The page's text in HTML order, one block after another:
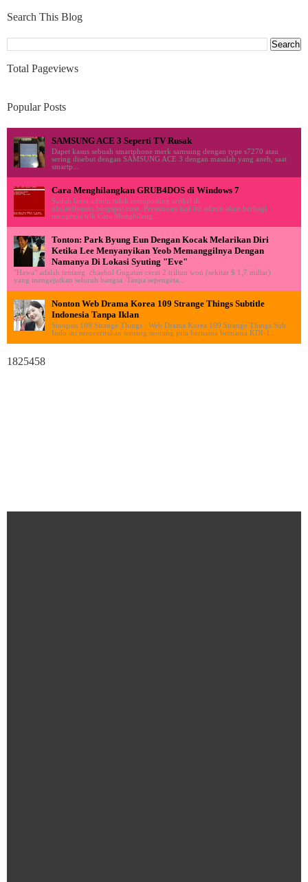
Search This Blog
Total Pageviews
Popular Posts
SAMSUNG ACE 3 Seperti TV Rusak
Dapet kasus sebuah smartphone merk samsung dengan type s7270 atau
sering disebut dengan SAMSUNG ACE 3 dengan masalah yang aneh, saat
smartp...
Cara Menghilangkan GRUB4DOS di Windows 7
Sudah lama admin tidak memposting artikel di
ululardiyanto.blogspot.com. Pertemuan kali ini admin akan berbagi
mengenai trik Cara Menghilang...
Tonton: Park Byung Eun Dengan Kocak Melarikan Diri
Ketika Lee Menyanyikan Yeob Memanggilnya Dengan
Namanya Di Lokasi Syuting "Eve"
"Hawa" adalah tentang chaebol Gugatan cerai 2 triliun won (sekitar $ 1,7 miliar)
yang mengejutkan seluruh bangsa. Tanpa sepengeta...
Nonton Web Drama Korea 109 Strange Things Subtitle
Indonesia Tanpa Iklan
Sinopsis 109 Strange Things : Web Drama Korea 109 Strange Things Sub
Indo ini menceritakan tentang seorang pria bernama bernama KDI-1...
1825458